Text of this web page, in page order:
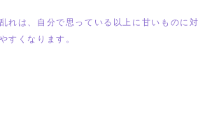
れは、自分で思っている以上に甘いものに対
すくなります。